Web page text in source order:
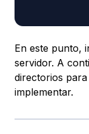
En este punto,
servidor. A
directorios
implementar.